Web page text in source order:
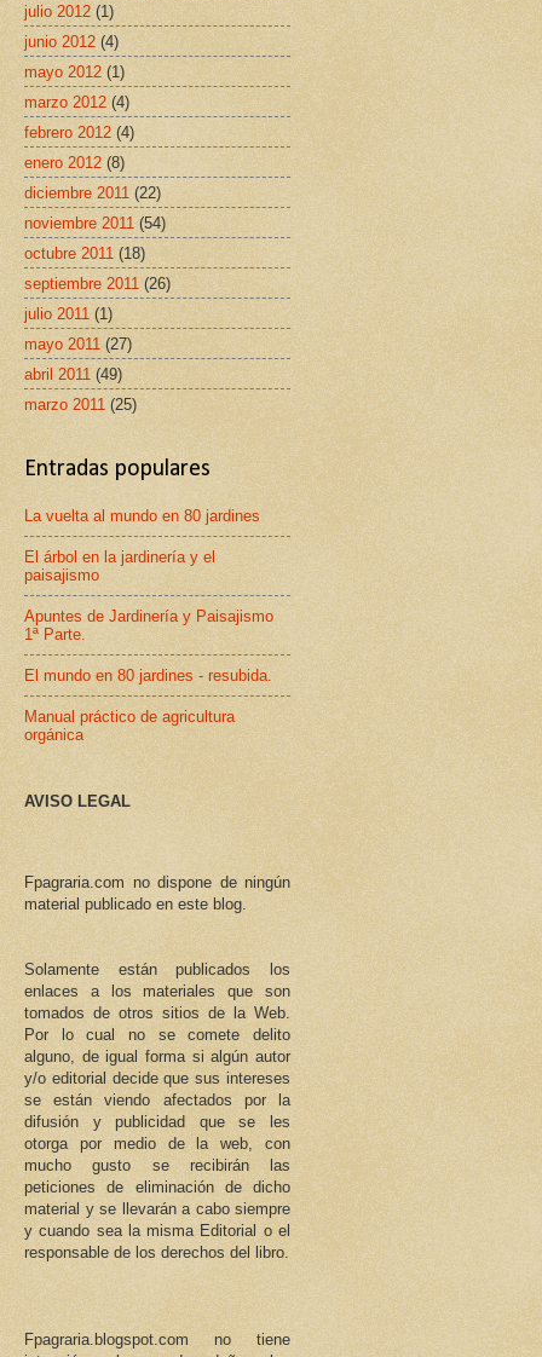
julio 2012 (1)
junio 2012 (4)
mayo 2012 (1)
marzo 2012 (4)
febrero 2012 (4)
enero 2012 (8)
diciembre 2011 (22)
noviembre 2011 (54)
octubre 2011 (18)
septiembre 2011 (26)
julio 2011 (1)
mayo 2011 (27)
abril 2011 (49)
marzo 2011 (25)
Entradas populares
La vuelta al mundo en 80 jardines
El árbol en la jardinería y el
paisajismo
Apuntes de Jardinería y Paisajismo
1ª Parte.
El mundo en 80 jardines - resubida.
Manual práctico de agricultura
orgánica
AVISO LEGAL
Fpagraria.com no dispone de ningún
material publicado en este blog.
Solamente están publicados los
enlaces a los materiales que son
tomados de otros sitios de la Web.
Por lo cual no se comete delito
alguno, de igual forma si algún autor
y/o editorial decide que sus intereses
se están viendo afectados por la
difusión y publicidad que se les
otorga por medio de la web, con
mucho gusto se recibirán las
peticiones de eliminación de dicho
material y se llevarán a cabo siempre
y cuando sea la misma Editorial o el
responsable de los derechos del libro.
Fpagraria.blogspot.com no tiene